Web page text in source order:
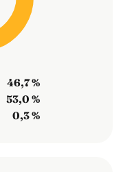
46,7 %
53,0 %
0,3 %